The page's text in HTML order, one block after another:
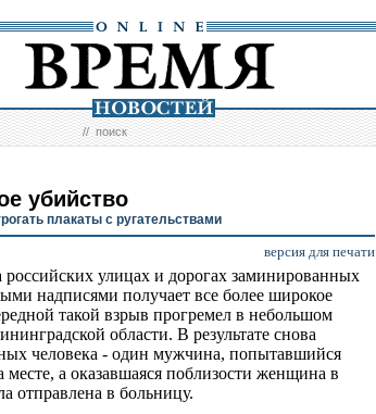
//поиск
убийство
плакаты с ругательствами
версия для печати
российских улицах и дорогах заминированных
надписями получает все более широкое
такой взрыв прогремел в небольшом
области. В результате снова
человека - один мужчина, попытавшийся
месте, а оказавшаяся поблизости женщина в
отправлена в больницу.